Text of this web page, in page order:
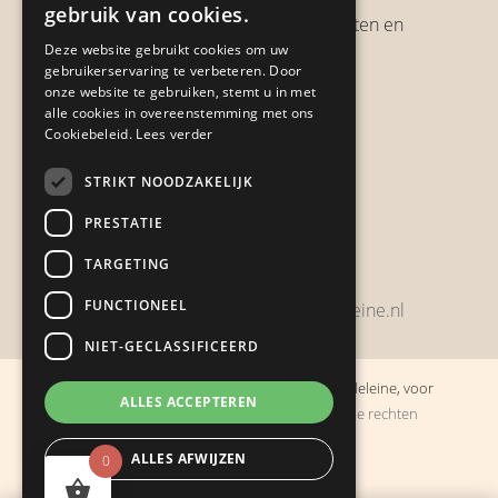
Verzendbeleid, verzendkosten en
verzendtijden
Heb je een klacht?
Zwijnsbergenstraat 154
bestelling@boulevarddelamadeleine.nl
Boulevard de la Madeleine, voor
cadeaus die je stiekem liever zelf houdt· Alle rechten
voorbehouden
Ontwikkeling door
Probu
0
gebruik van cookies.
Deze website gebruikt cookies om uw
gebruikerservaring te verbeteren. Door
onze website te gebruiken, stemt u in met
alle cookies in overeenstemming met ons
Cookiebeleid. Lees verder
STRIKT NOODZAKELIJK
PRESTATIE
TARGETING
FUNCTIONEEL
NIET-GECLASSIFICEERD
ALLES ACCEPTEREN
ALLES AFWIJZEN